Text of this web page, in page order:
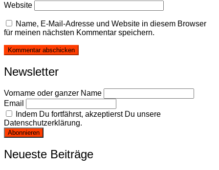
Website
Name, E-Mail-Adresse und Website in diesem Browser
für meinen nächsten Kommentar speichern.
Newsletter
Vorname oder ganzer Name
Email
Indem Du fortfährst, akzeptierst Du unsere
Datenschutzerklärung.
Neueste Beiträge